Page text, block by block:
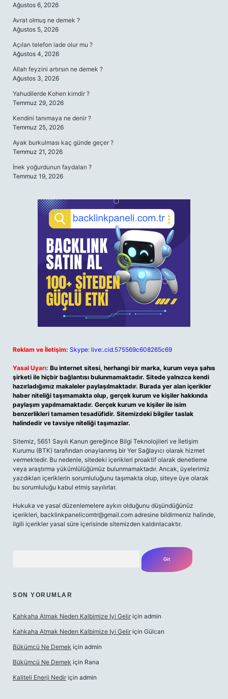
Ağustos 6, 2026
Avrat olmuş ne demek ?
Ağustos 5, 2026
Açılan telefon iade olur mu ?
Ağustos 4, 2026
Allah feyzini artırsın ne demek ?
Ağustos 3, 2026
Yahudilerde Kohen kimdir ?
Temmuz 29, 2026
Kendini tanımaya ne denir ?
Temmuz 25, 2026
Ayak burkulması kaç günde geçer ?
Temmuz 21, 2026
İnek yoğurdunun faydaları ?
Temmuz 19, 2026
Reklam ve İletişim: Skype: live:.cid.575569c608265c69
Yasal Uyarı: Bu internet sitesi, herhangi bir marka, kurum veya şahıs
şirketi ile hiçbir bağlantısı bulunmamaktadır. Sitede yalnızca kendi
hazırladığımız makaleler paylaşılmaktadır. Burada yer alan içerikler
haber niteliği taşımamakta olup, gerçek kurum ve kişiler hakkında
paylaşım yapılmamaktadır. Gerçek kurum ve kişiler ile isim
benzerlikleri tamamen tesadüfidir. Sitemizdeki bilgiler taslak
halindedir ve tavsiye niteliği taşımazlar.
Sitemiz, 5651 Sayılı Kanun gereğince Bilgi Teknolojileri ve İletişim
Kurumu (BTK) tarafından onaylanmış bir Yer Sağlayıcı olarak hizmet
vermektedir. Bu nedenle, sitedeki içerikleri proaktif olarak denetleme
veya araştırma yükümlülüğümüz bulunmamaktadır. Ancak, üyelerimiz
yazdıkları içeriklerin sorumluluğunu taşımakta olup, siteye üye olarak
bu sorumluluğu kabul etmiş sayılırlar.
Hukuka ve yasal düzenlemelere aykırı olduğunu düşündüğünüz
içerikleri, backlinkpanelicomtr@gmail.com adresine bildirmeniz halinde,
ilgili içerikler yasal süre içerisinde sitemizden kaldırılacaktır.
SON YORUMLAR
Kahkaha Atmak Neden Kalbimize Iyi Gelir için admin
Kahkaha Atmak Neden Kalbimize Iyi Gelir için Gülcan
Bükümcü Ne Demek için admin
Bükümcü Ne Demek için Rana
Kaliteli Enerji Nedir için admin